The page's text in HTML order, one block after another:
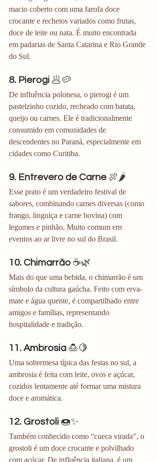
macio coberto com uma farofa doce
crocante e recheios variados como frutas,
doce de leite ou nata. É muito encontrada
em padarias de Santa Catarina e Rio Grande
do Sul.
8. Pierogi 🥟🥔
De influência polonesa, o pierogi é um
pastelzinho cozido, recheado com batata,
queijo ou carnes. Ele é tradicionalmente
consumido em comunidades de
descendentes no Paraná, especialmente em
cidades como Curitiba.
9. Entrevero de Carne 🍖🌶️
Esse prato é um verdadeiro festival de
sabores, combinando carnes diversas (como
frango, linguiça e carne bovina) com
legumes e pinhão. Muito comum em
eventos ao ar livre no sul do Brasil.
10. Chimarrão ☕🌿
Mais do que uma bebida, o chimarrão é um
símbolo da cultura gaúcha. Feito com erva-
mate e água quente, é compartilhado entre
amigos e famílias, representando
hospitalidade e tradição.
11. Ambrosia 🍮🍋
Uma sobremesa típica das festas no sul, a
ambrosia é feita com leite, ovos e açúcar,
cozidos lentamente até formar uma mistura
doce e aromática.
12. Grostoli 🍩✨
Também conhecido como “cueca virada”, o
grostoli é um doce crocante e polvilhado
com açúcar. De influência italiana, é um